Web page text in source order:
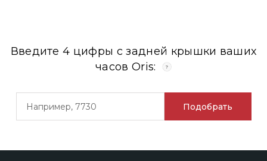
Введите 4 цифры с задней крышки ваших
часов Oris:
Подобрать